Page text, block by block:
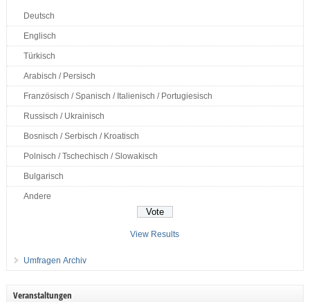
Deutsch
Englisch
Türkisch
Arabisch / Persisch
Französisch / Spanisch / Italienisch / Portugiesisch
Russisch / Ukrainisch
Bosnisch / Serbisch / Kroatisch
Polnisch / Tschechisch / Slowakisch
Bulgarisch
Andere
View Results
Umfragen Archiv
Veranstaltungen